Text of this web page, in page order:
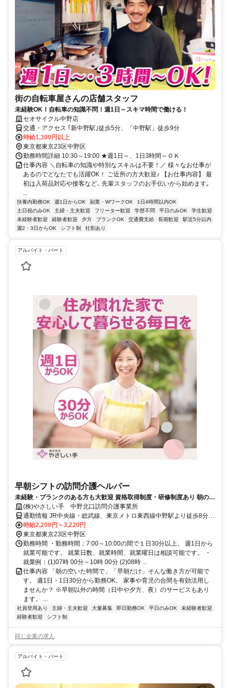
街の自転車屋さんの店舗スタッフ
未経験OK！自転車の知識不問！週1日～スキマ時間で働ける！
セオサイクル中野店
交通・アクセス ｢新中野駅｣徒歩5分、「中野駅」徒歩9分
時給1,300円以上
東京都東京23区中野区
勤務時間詳細 10:30～19:00 ★週1日～、1日3時間～ＯＫ
仕事内容 ＼自転車の知識や特別なスキルは不要！／ 様々なお仕事が
あるのでどなたでも活躍OK！ ご近所の方大歓迎♪ 【お仕事内容】 最
初は入荷品対応や接客など､ 先輩スタッフのお手伝いから始めます｡
...
扶養内勤務OK 週1日からOK 副業・WワークOK
1日4時間以内OK
土日祝のみOK
主婦・主夫歓迎 フリーター歓迎 学歴不問 平日のみOK
学生歓迎
未経験者歓迎
経験者歓迎 夕方 ブランクOK 交通費支給 長期歓迎
駅近5分以内
週2・3日からOK
シフト制 社割あり
アルバイト・パート
早朝シフトの訪問介護ヘルパー
未経験・ブランクのある方も大歓迎 資格取得制度・研修制度あり 朝の空
いた時間で働けます
(株)やさしい手 中野北口訪問介護事業所
通勤情報 JR中央線・総武線、東京メトロ東西線中野駅より徒歩8分、
西武新宿線沼袋駅から徒歩15分
時給2,200円～3,220円
東京都東京23区中野区
勤務時間 ・勤務時間：7:00～10:00の間で１日30分以上、 週1日から
就業可能です。 就業日数、就業時間、就業曜日は相談可能です。 ・
就業例：(1)07時 00分～10時 00分 (2)08時 ...
仕事内容 「朝の空いた時間で」「早朝だけ」そんな働き方が可能で
す。 週1日・1日30分から勤務OK。 家事や育児の合間を有効活用し
ませんか？ ※早朝以外の時間（日中や夕方、夜）のサービスもあり
ます。 ...
社員登用あり 主婦・主夫歓迎 大量募集 即日勤務OK 平日のみOK
未経験者歓迎
経験者歓迎
シフト制
同じ企業の求人
アルバイト・パート